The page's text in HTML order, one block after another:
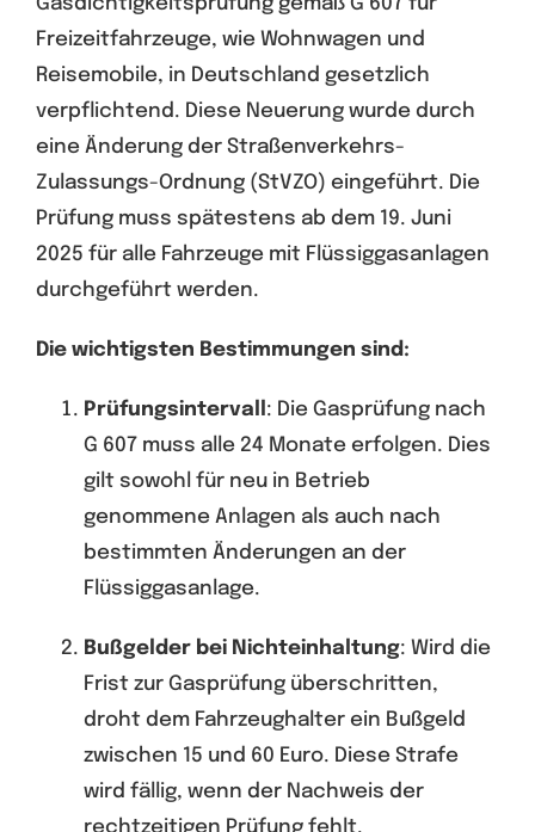
Gasdichtigkeitsprüfung gemäß G 607 für
Freizeitfahrzeuge, wie Wohnwagen und
Reisemobile, in Deutschland gesetzlich
verpflichtend. Diese Neuerung wurde durch
eine Änderung der Straßenverkehrs-
Zulassungs-Ordnung (StVZO) eingeführt. Die
Prüfung muss spätestens ab dem 19. Juni
2025 für alle Fahrzeuge mit Flüssiggasanlagen
durchgeführt werden.
Die wichtigsten Bestimmungen sind:
Prüfungsintervall : Die Gasprüfung nach
G 607 muss alle 24 Monate erfolgen. Dies
gilt sowohl für neu in Betrieb
genommene Anlagen als auch nach
bestimmten Änderungen an der
Flüssiggasanlage.
Bußgelder bei Nichteinhaltung: Wird die
Frist zur Gasprüfung überschritten,
droht dem Fahrzeughalter ein Bußgeld
zwischen 15 und 60 Euro. Diese Strafe
wird fällig, wenn der Nachweis der